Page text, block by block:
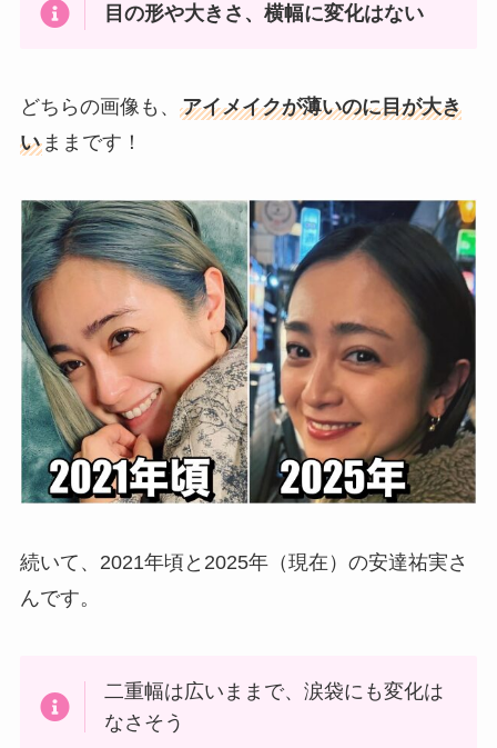
目の形や大きさ、横幅に変化はない
どちらの画像も、 アイメイクが薄いのに目が大き
いままです！
続いて、2021年頃と2025年（現在）の安達祐実さ
んです。
二重幅は広いままで、涙袋にも変化は
なさそう